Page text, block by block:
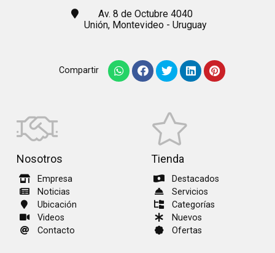
Av. 8 de Octubre 4040
Unión, Montevideo - Uruguay
Compartir
Nosotros
Empresa
Noticias
Ubicación
Videos
Contacto
Tienda
Destacados
Servicios
Categorías
Nuevos
Ofertas